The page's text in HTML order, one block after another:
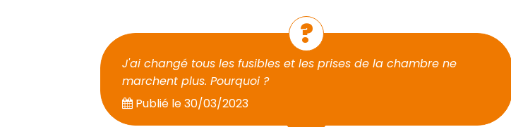
J'ai changé tous les fusibles et les prises de la chambre ne
marchent plus. Pourquoi ?
Publié le30/03/2023